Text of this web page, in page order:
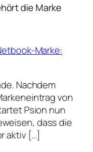
die Marke
Marke:
Nachdem
von
Psion nun
dass die
aktiv […]